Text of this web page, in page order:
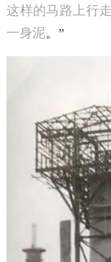
这样的马路上行
一身泥。”